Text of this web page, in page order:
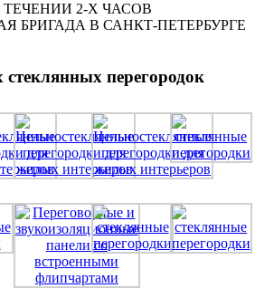
2-Х ЧАСОВ
БРИГАДА В САНКТ-ПЕТЕРБУРГЕ
перегородок